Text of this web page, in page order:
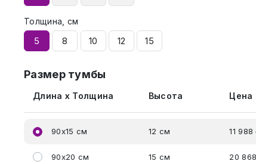
Толщина, см
5 8 10 12 15
Размер тумбы
Длина x Толщина Высота Цена
90x15 см 12 см 11 988
90x20 см 15 см 20